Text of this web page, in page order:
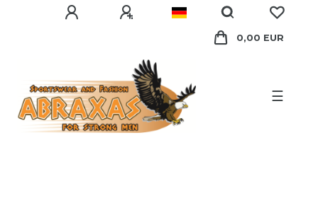
0,00 EUR
☰